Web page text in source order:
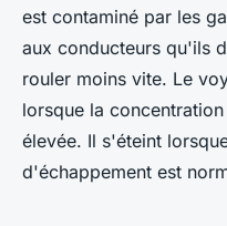
est contaminé par les
aux conducteurs qu'ils
rouler moins vite. Le
lorsque la
élevée. Il s'éteint
d'échappement est